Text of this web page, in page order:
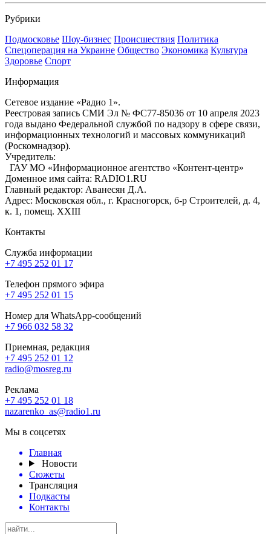
Рубрики
Подмосковье Шоу-бизнес Происшествия Политика
Спецоперация на Украине Общество Экономика Культура
Здоровье Спорт
Информация
Сетевое издание «Радио 1».
Реестровая запись СМИ Эл № ФС77-85036 от 10 апреля 2023
года выдано Федеральной службой по надзору в сфере связи,
информационных технологий и массовых коммуникаций
(Роскомнадзор).
Учредитель:
ГАУ МО «Информационное агентство «Контент-центр»
Доменное имя сайта: RADIO1.RU
Главный редактор: Аванесян Д.А.
Адрес: Московская обл., г. Красногорск, б-р Строителей, д. 4,
к. 1, помещ. XXIII
Контакты
Служба информации
+7 495 252 01 17
Телефон прямого эфира
+7 495 252 01 15
Номер для WhatsApp-сообщений
+7 966 032 58 32
Приемная, редакция
+7 495 252 01 12
radio@mosreg.ru
Реклама
+7 495 252 01 18
nazarenko_as@radio1.ru
Мы в соцсетях
Главная
Новости
Сюжеты
Трансляция
Подкасты
Контакты